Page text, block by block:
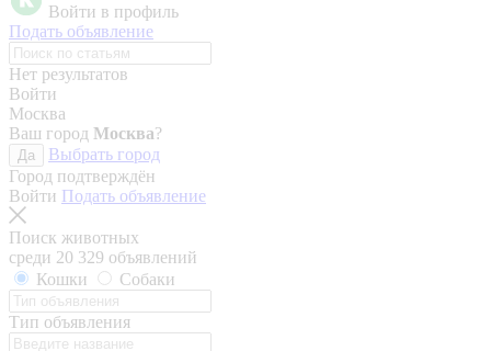
Войти в профиль
Подать объявление
Нет результатов
Войти
Москва
Ваш город Москва?
Да
Выбрать город
Город подтверждён
Войти Подать объявление
Поиск животных
среди 20 329 объявлений
Кошки
Собаки
Тип объявления